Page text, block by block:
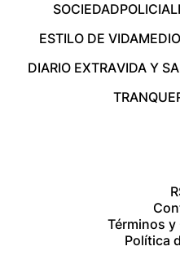
SOCIEDAD
ESTILO DE VIDA
DIARIO EXTRAVIDA Y
Términos
Política